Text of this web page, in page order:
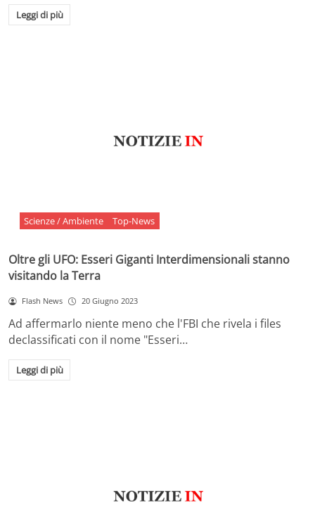
Leggi di più
Scienze / Ambiente Top-News
Oltre gli UFO: Esseri Giganti Interdimensionali stanno
visitando la Terra
Flash News 20 Giugno 2023
Ad affermarlo niente meno che l'FBI che rivela i files
declassificati con il nome "Esseri…
Leggi di più